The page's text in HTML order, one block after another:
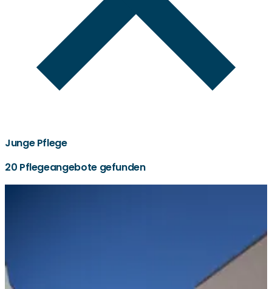
Junge Pflege
20 Pflegeangebote gefunden